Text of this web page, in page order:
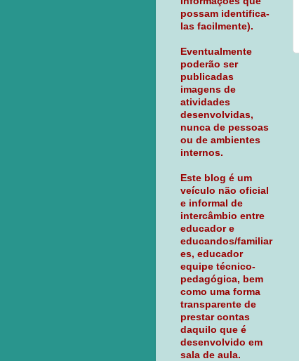
possam identifica-
las facilmente).
Eventualmente
poderão ser
publicadas
imagens de
atividades
desenvolvidas,
nunca de pessoas
ou de ambientes
internos.
Este blog é um
veículo não oficial
e informal de
intercâmbio entre
educador e
educandos/familiar
es, educador
equipe técnico-
pedagógica, bem
como uma forma
transparente de
prestar contas
daquilo que é
desenvolvido em
sala de aula.